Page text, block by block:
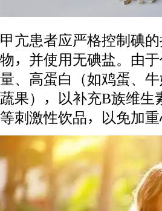
甲亢患者应严格控制碘
物，并使用无碘盐。由
量、高蛋白（如鸡蛋、
蔬果），以补充B族维生
等刺激性饮品，以免加重